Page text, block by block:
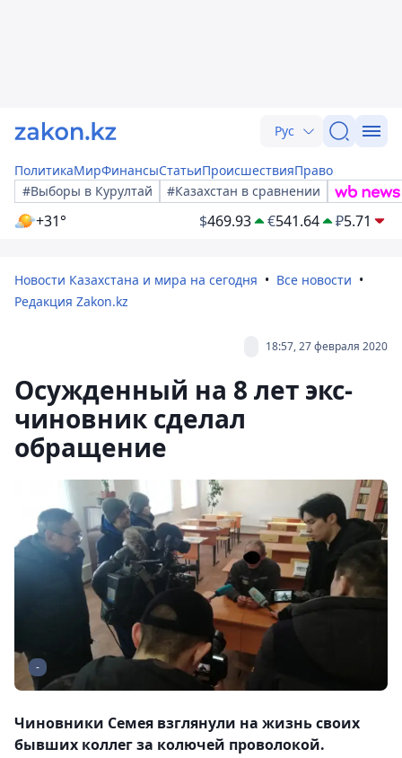
Рус
ПолитикаМирФинансыСтатьиПроисшествияПраво
#Выборы в Курултай
#Казахстан в сравнении
+31° $469.93 €541.64 ₽5.71
Новости Казахстана и мира на сегодня
Все новости
Редакция Zakon.kz
18:57, 27 февраля 2020
Осужденный на 8 лет экс-
чиновник сделал
обращение
-
Чиновники Семея взглянули на жизнь своих
бывших коллег за колючей проволокой.